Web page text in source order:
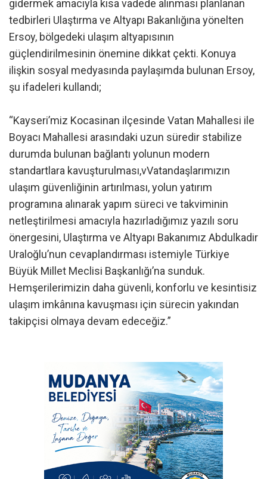
gidermek amacıyla kısa vadede alınması planlanan
tedbirleri Ulaştırma ve Altyapı Bakanlığına yönelten
Ersoy, bölgedeki ulaşım altyapısının
güçlendirilmesinin önemine dikkat çekti. Konuya
ilişkin sosyal medyasında paylaşımda bulunan Ersoy,
şu ifadeleri kullandı;
“Kayseri’miz Kocasinan ilçesinde Vatan Mahallesi ile
Boyacı Mahallesi arasındaki uzun süredir stabilize
durumda bulunan bağlantı yolunun modern
standartlara kavuşturulması,vVatandaşlarımızın
ulaşım güvenliğinin artırılması, yolun yatırım
programına alınarak yapım süreci ve takviminin
netleştirilmesi amacıyla hazırladığımız yazılı soru
önergesini, Ulaştırma ve Altyapı Bakanımız Abdulkadir
Uraloğlu’nun cevaplandırması istemiyle Türkiye
Büyük Millet Meclisi Başkanlığı’na sunduk.
Hemşerilerimizin daha güvenli, konforlu ve kesintisiz
ulaşım imkânına kavuşması için sürecin yakından
takipçisi olmaya devam edeceğiz.”